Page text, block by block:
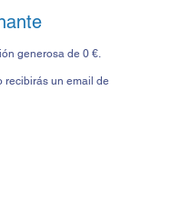
generosa de 0 €.
recibirás un email de